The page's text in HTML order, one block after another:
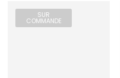
SUR
COMMANDE